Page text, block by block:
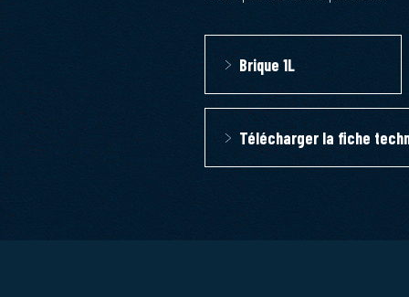
Brique 1L
Télécharger la fiche